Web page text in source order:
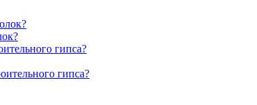
гипса?
гипса?